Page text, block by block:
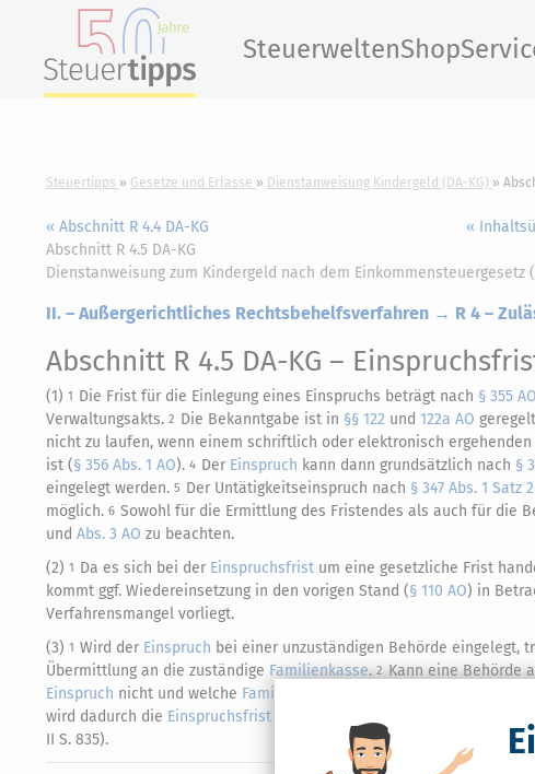
SteuerweltenShop
Steuertipps Gesetze und Erlasse Dienstanweisung Kindergeld (DA-KG)
« Abschnitt R 4.4 DA-KG «
Abschnitt R 4.5 DA-KG
Dienstanweisung zum Kindergeld nach dem Einkommensteuergesetz
II. – Außergerichtliches Rechtsbehelfsverfahren → R 4 –
Abschnitt R 4.5 DA-KG –
(1) 1 Die Frist für die Einlegung eines Einspruchs beträgt nach § 355 AO
Verwaltungsakts. 2 Die Bekanntgabe ist in §§ 122 und 122a AO
nicht zu laufen, wenn einem schriftlich oder elektronisch
ist (§ 356 Abs. 1 AO). 4 Der Einspruch kann dann grundsätzlich nach §
eingelegt werden. 5 Der Untätigkeitseinspruch nach § 347 Abs. 1 Satz
möglich. 6 Sowohl für die Ermittlung des Fristendes als auch für die
und Abs. 3 AO zu beachten.
(2) 1 Da es sich bei der Einspruchsfrist um eine gesetzliche Frist
kommt ggf. Wiedereinsetzung in den vorigen Stand (§ 110 AO) in
Verfahrensmangel vorliegt.
(3) 1 Wird der Einspruch bei einer unzuständigen Behörde eingelegt,
Übermittlung an die zuständige Familienkasse.2 Kann eine Behörde
Einspruch nicht und welche Familienkasse
wird dadurch die Einspruchsfrist
II S. 835).